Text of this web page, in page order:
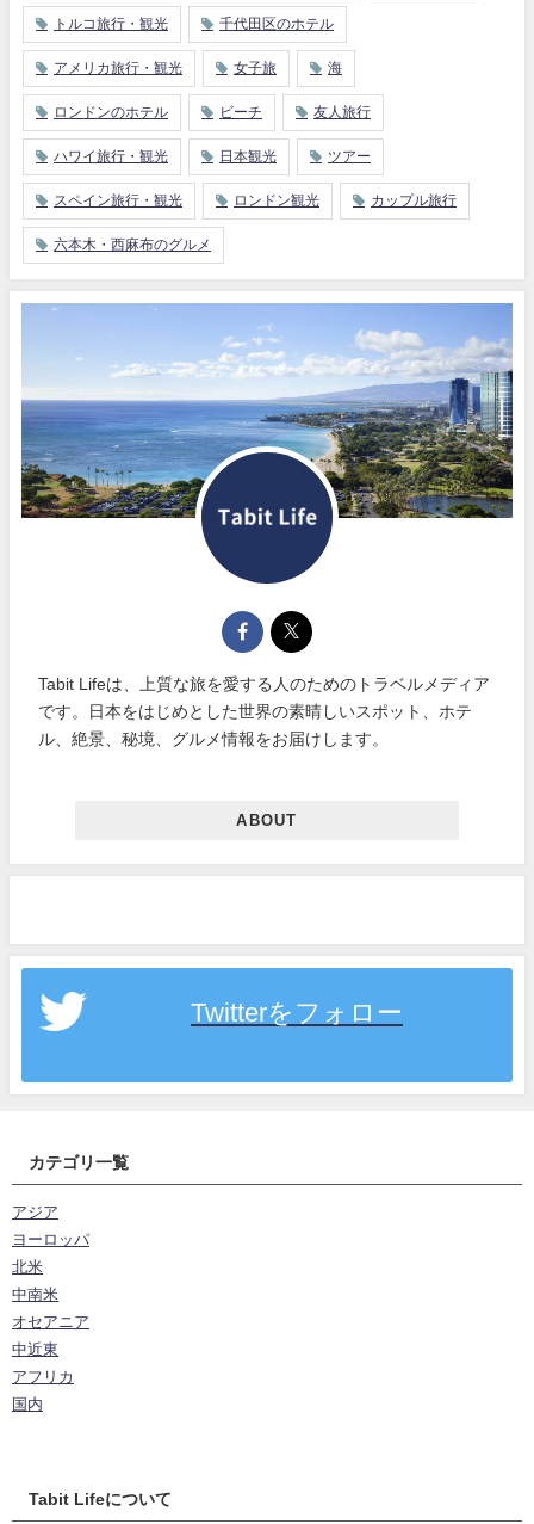
トルコ旅行・観光 千代田区のホテル
アメリカ旅行・観光 女子旅 海
ロンドンのホテル ビーチ 友人旅行
ハワイ旅行・観光 日本観光 ツアー
スペイン旅行・観光 ロンドン観光 カップル旅行
六本木・西麻布のグルメ
Tabit Lifeは、上質な旅を愛する人のためのトラベルメディア
です。日本をはじめとした世界の素晴しいスポット、ホテ
ル、絶景、秘境、グルメ情報をお届けします。
ABOUT
Twitterをフォロー
カテゴリ一覧
アジア
ヨーロッパ
北米
中南米
オセアニア
中近東
アフリカ
国内
Tabit Lifeについて